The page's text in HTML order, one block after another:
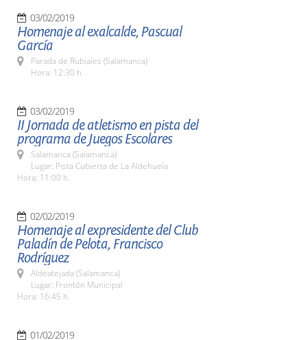
03/02/2019
Homenaje al exalcalde, Pascual
García
Parada de Rubiales (Salamanca)
Hora: 12:30 h.
03/02/2019
II Jornada de atletismo en pista del
programa de Juegos Escolares
Salamanca (Salamanca)
Lugar: Pista Cubierta de La Aldehuela
Hora: 11:00 h.
02/02/2019
Homenaje al expresidente del Club
Paladín de Pelota, Francisco
Rodríguez
Aldeatejada (Salamanca)
Lugar: Frontón Municipal
Hora: 16:45 h.
01/02/2019